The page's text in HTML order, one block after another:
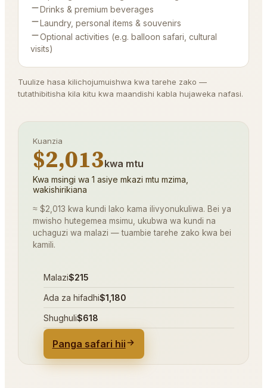
Drinks & premium beverages
Laundry, personal items & souvenirs
Optional activities (e.g. balloon safari, cultural
visits)
Tuulize hasa kilichojumuishwa kwa tarehe zako —
tutathibitisha kila kitu kwa maandishi kabla hujaweka nafasi.
Kuanzia
$2,013kwa mtu
Kwa msingi wa 1 asiye mkazi mtu mzima,
wakishirikiana
≈ $2,013 kwa kundi lako kama ilivyonukuliwa. Bei ya
mwisho hutegemea msimu, ukubwa wa kundi na
uchaguzi wa malazi — tuambie tarehe zako kwa bei
kamili.
Malazi$215
Ada za hifadhi$1,180
Shughuli$618
Panga safari hii